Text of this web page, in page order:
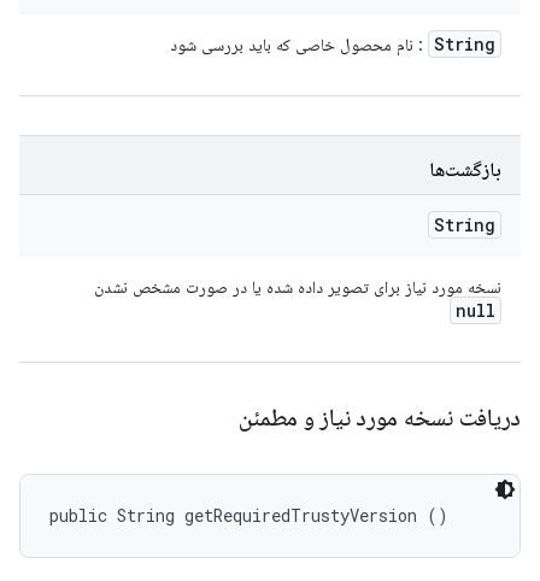
String : نام محصول خاصی که باید بررسی شود
بازگشت‌ها
String
نسخه مورد نیاز برای تصویر داده شده یا در صورت مشخص نشدن
null
دریافت نسخه مورد نیاز و مطمئن
public String getRequiredTrustyVersion ()